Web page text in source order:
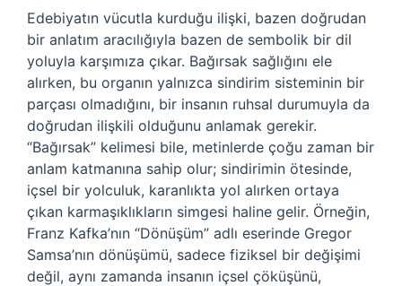
Edebiyatın vücutla kurduğu ilişki, bazen doğrudan
bir anlatım aracılığıyla bazen de sembolik bir dil
yoluyla karşımıza çıkar. Bağırsak sağlığını ele
alırken, bu organın yalnızca sindirim sisteminin bir
parçası olmadığını, bir insanın ruhsal durumuyla da
doğrudan ilişkili olduğunu anlamak gerekir.
“Bağırsak” kelimesi bile, metinlerde çoğu zaman bir
anlam katmanına sahip olur; sindirimin ötesinde,
içsel bir yolculuk, karanlıkta yol alırken ortaya
çıkan karmaşıklıkların simgesi haline gelir. Örneğin,
Franz Kafka’nın “Dönüşüm” adlı eserinde Gregor
Samsa’nın dönüşümü, sadece fiziksel bir değişimi
değil, aynı zamanda insanın içsel çöküşünü,